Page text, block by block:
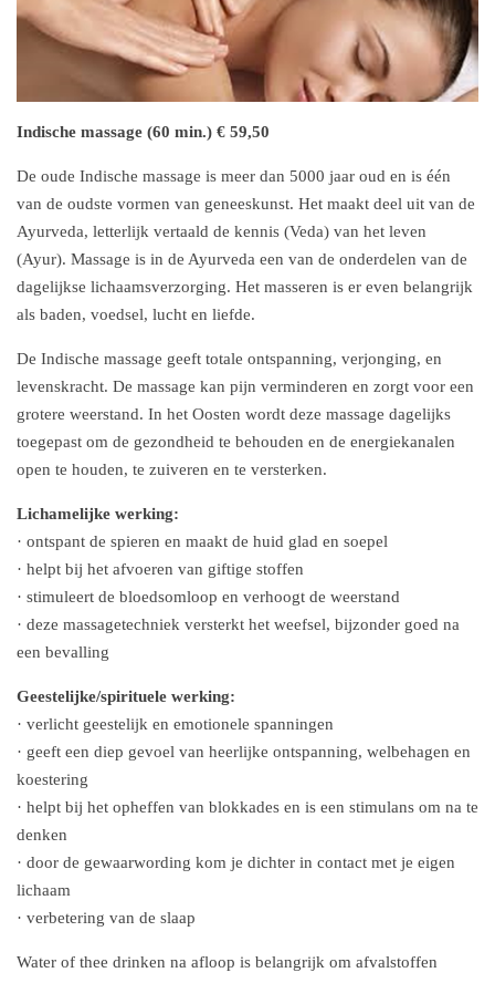
Indische massage (60 min.) € 59,50
De oude Indische massage is meer dan 5000 jaar oud en is één
van de oudste vormen van geneeskunst. Het maakt deel uit van de
Ayurveda, letterlijk vertaald de kennis (Veda) van het leven
(Ayur). Massage is in de Ayurveda een van de onderdelen van de
dagelijkse lichaamsverzorging. Het masseren is er even belangrijk
als baden, voedsel, lucht en liefde.
De Indische massage geeft totale ontspanning, verjonging, en
levenskracht. De massage kan pijn verminderen en zorgt voor een
grotere weerstand. In het Oosten wordt deze massage dagelijks
toegepast om de gezondheid te behouden en de energiekanalen
open te houden, te zuiveren en te versterken.
Lichamelijke werking:
· ontspant de spieren en maakt de huid glad en soepel
· helpt bij het afvoeren van giftige stoffen
· stimuleert de bloedsomloop en verhoogt de weerstand
· deze massagetechniek versterkt het weefsel, bijzonder goed na
een bevalling
Geestelijke/spirituele werking:
· verlicht geestelijk en emotionele spanningen
· geeft een diep gevoel van heerlijke ontspanning, welbehagen en
koestering
· helpt bij het opheffen van blokkades en is een stimulans om na te
denken
· door de gewaarwording kom je dichter in contact met je eigen
lichaam
· verbetering van de slaap
Water of thee drinken na afloop is belangrijk om afvalstoffen